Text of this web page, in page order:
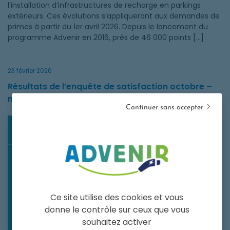
Ce site utilise des cookies et vous
donne le contrôle sur ceux que vous
souhaitez activer
Continuer sans accepter
l’installation d’infrastructures de recharge en parkings
extérieurs. Ces évolutions s’appliqueront aux demandes de
primes à partir du 1er avril 2026. Depuis le lancement du
programme Advenir en 2016, près de 46 000 points […]
23 février 2026
Résultats de l’enquête de satisfaction octobre –
novembre 2025